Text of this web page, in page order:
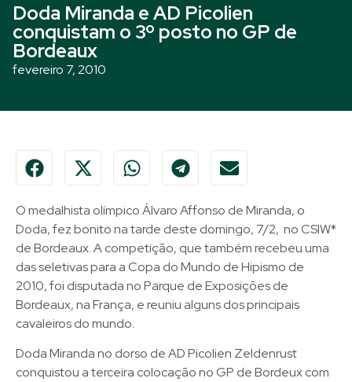
Doda Miranda e AD Picolien
conquistam o 3º posto no GP de
Bordeaux
fevereiro 7, 2010
O medalhista olímpico Álvaro Affonso de Miranda, o
Doda, fez bonito na tarde deste domingo, 7/2, no CSIW*
de Bordeaux. A competição, que também recebeu uma
das seletivas para a Copa do Mundo de Hipismo de
2010, foi disputada no Parque de Exposições de
Bordeaux, na França, e reuniu alguns dos principais
cavaleiros do mundo.
Doda Miranda no dorso de AD Picolien Zeldenrust
conquistou a terceira colocação no GP de Bordeux com